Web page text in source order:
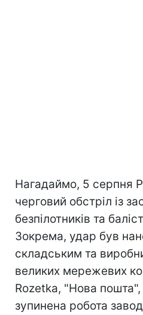
Нагадаймо, 5 серпня
черговий обстріл із
безпілотників та
Зокрема, удар був
складським та
великих мережевих
Rozetka, "Нова пошта",
зупинена робота